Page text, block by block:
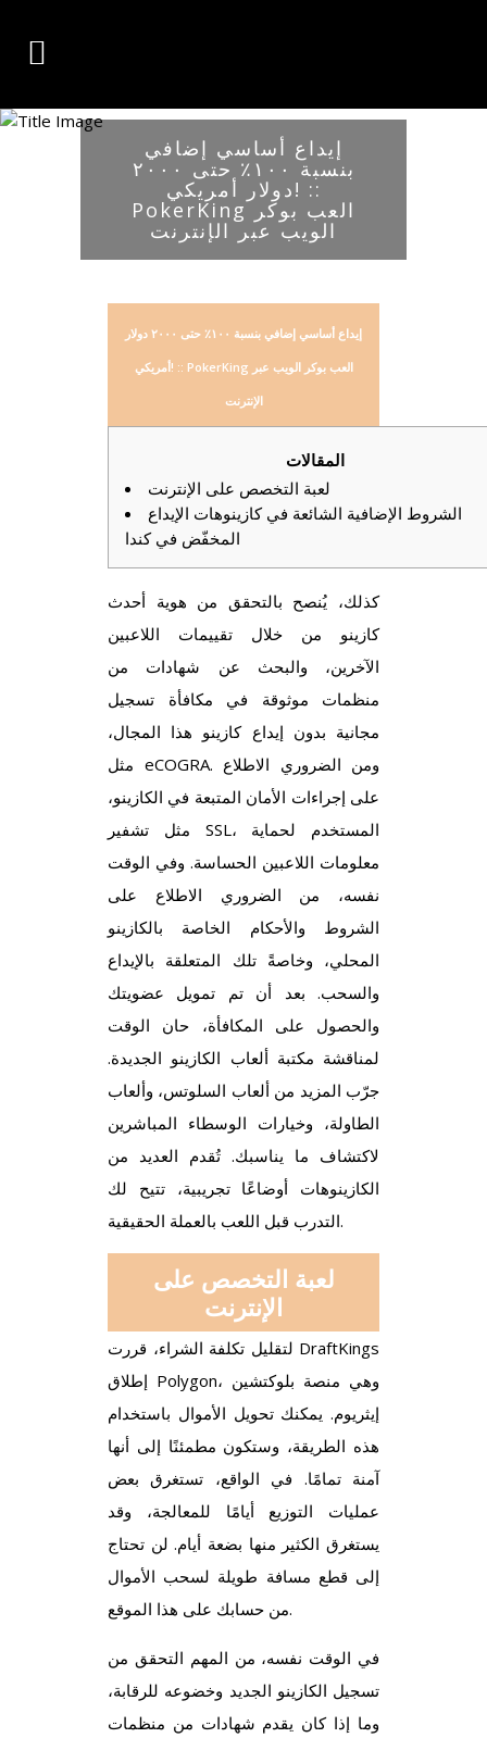
إيداع أساسي إضافي
بنسبة ١٠٠٪ حتى ٢٠٠٠
دولار أمريكي! ::
PokerKing العب بوكر
الويب عبر الإنترنت
إيداع أساسي إضافي بنسبة ١٠٠٪ حتى ٢٠٠٠ دولار
أمريكي! :: PokerKing العب بوكر الويب عبر
الإنترنت
المقالات
لعبة التخصص على الإنترنت
الشروط الإضافية الشائعة في كازينوهات الإيداع
المخفّض في كندا
كذلك، يُنصح بالتحقق من هوية أحدث
كازينو من خلال تقييمات اللاعبين
الآخرين، والبحث عن شهادات من
منظمات موثوقة في مكافأة تسجيل
مجانية بدون إيداع كازينو هذا المجال،
مثل eCOGRA. ومن الضروري الاطلاع
على إجراءات الأمان المتبعة في الكازينو،
مثل تشفير SSL، المستخدم لحماية
معلومات اللاعبين الحساسة. وفي الوقت
نفسه، من الضروري الاطلاع على
الشروط والأحكام الخاصة بالكازينو
المحلي، وخاصةً تلك المتعلقة بالإيداع
والسحب. بعد أن تم تمويل عضويتك
والحصول على المكافأة، حان الوقت
لمناقشة مكتبة ألعاب الكازينو الجديدة.
جرّب المزيد من ألعاب السلوتس، وألعاب
الطاولة، وخيارات الوسطاء المباشرين
لاكتشاف ما يناسبك. تُقدم العديد من
الكازينوهات أوضاعًا تجريبية، تتيح لك
التدرب قبل اللعب بالعملة الحقيقية.
لعبة التخصص على
الإنترنت
لتقليل تكلفة الشراء، قررت DraftKings
إطلاق Polygon، وهي منصة بلوكتشين
إيثريوم. يمكنك تحويل الأموال باستخدام
هذه الطريقة، وستكون مطمئنًا إلى أنها
آمنة تمامًا. في الواقع، تستغرق بعض
عمليات التوزيع أيامًا للمعالجة، وقد
يستغرق الكثير منها بضعة أيام. لن تحتاج
إلى قطع مسافة طويلة لسحب الأموال
من حسابك على هذا الموقع.
في الوقت نفسه، من المهم التحقق من
تسجيل الكازينو الجديد وخضوعه للرقابة،
وما إذا كان يقدم شهادات من منظمات